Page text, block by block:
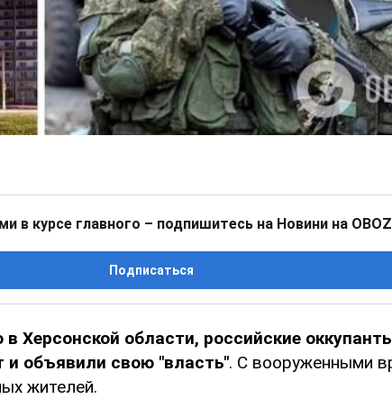
в курсе главного – подпишитесь на Новини на
Подписаться
в Херсонской области, российские
и объявили свою "власть". С вооруженными
жителей.